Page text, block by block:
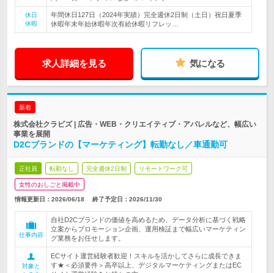
休日
休暇
年間休日127日（2024年実績）完全週休2日制（土日）祝日夏季
休暇年末年始休暇年次有給休暇リフレッ…
求人詳細を見る 気になる
新着
株式会社クラビズ | 広告・WEB・クリエイティブ・アパレルなど、幅広い
事業を展開
D2Cブランドの【マーケティング】転勤なし／車通勤可
正社員 転勤なし 完全週休2日制 リモートワーク可
女性のおしごと掲載中
情報更新日：2026/06/18 終了予定日： 2026/11/30
仕事内容
自社D2Cブランドの価値を高めるため、データ分析に基づく戦略
立案からプロモーション企画、運用検証まで幅広いマーケティン
グ業務をお任せします。
対象と
ECサイト運営経験者歓迎！スキルを活かしてさらに成長できま
す★＜必須要件＞高卒以上、デジタルマーケティングまたはEC